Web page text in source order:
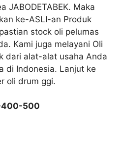
JABODETABEK. Maka
ke-ASLI-an Produk
stock oli pelumas
Kami juga melayani Oli
dari alat-alat usaha Anda
di Indonesia. Lanjut ke
oli drum ggi.
400-500